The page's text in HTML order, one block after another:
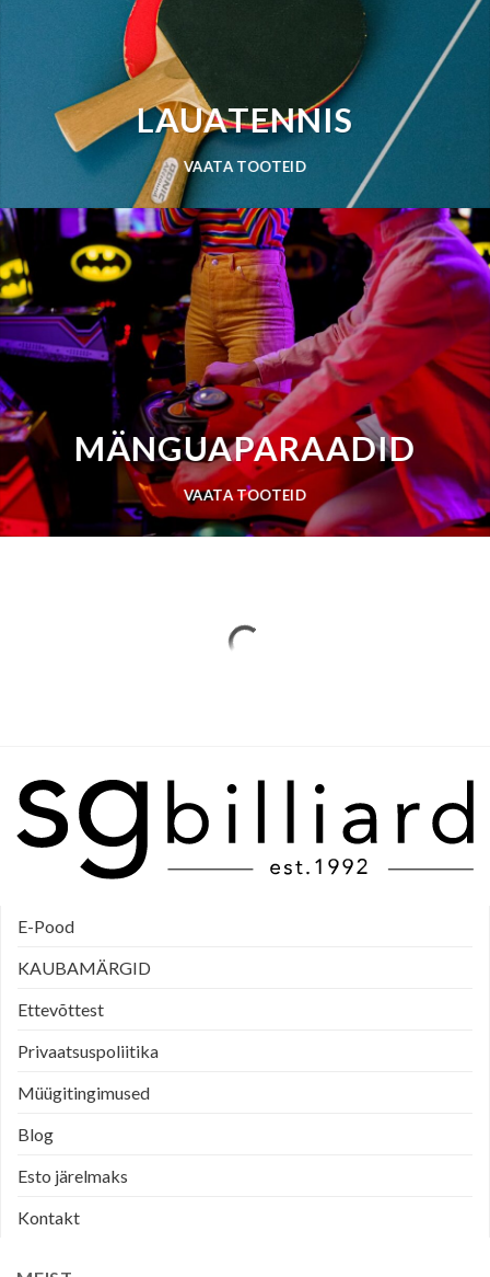
LAUATENNIS
VAATA TOOTEID
MÄNGUAPARAADID
VAATA TOOTEID
E-Pood
KAUBAMÄRGID
Ettevõttest
Privaatsuspoliitika
Müügitingimused
Blog
Esto järelmaks
Kontakt